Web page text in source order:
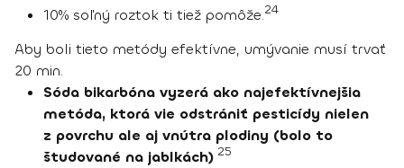
10% soľný roztok ti tiež pomôže.24
Aby boli tieto metódy efektívne, umývanie musí trvať
20 min.
Sóda bikarbóna vyzerá ako najefektívnejšia
metóda, ktorá vie odstrániť pesticídy nielen
z povrchu ale aj vnútra plodiny (bolo to
študované na jablkách) 25